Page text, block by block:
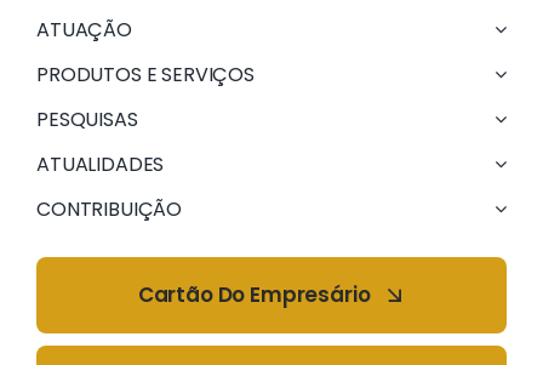
ATUAÇÃO
PRODUTOS E SERVIÇOS
PESQUISAS
ATUALIDADES
CONTRIBUIÇÃO
Cartão Do Empresário